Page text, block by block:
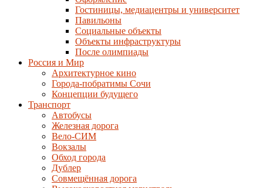
Гостиницы, медиацентры и университет
Павильоны
Социальные объекты
Объекты инфраструктуры
После олимпиады
Россия и Мир
Архитектурное кино
Города-побратимы Сочи
Концепции будущего
Транспорт
Автобусы
Железная дорога
Вело-СИМ
Вокзалы
Обход города
Дублер
Совмещённая дорога